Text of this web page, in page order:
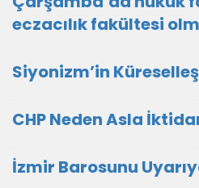
eczacılık fakültesi
Siyonizm’in
CHP Neden Asla
İzmir Barosunu